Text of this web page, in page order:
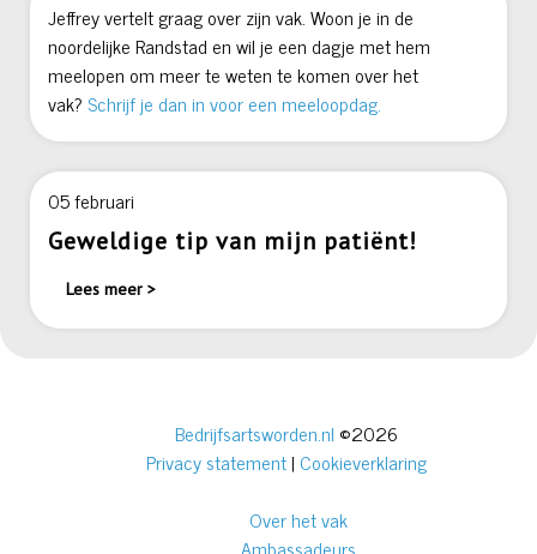
Jeffrey vertelt graag over zijn vak. Woon je in de
noordelijke Randstad en wil je een dagje met hem
meelopen om meer te weten te komen over het
vak?Schrijf je dan in voor een meeloopdag.
05 februari
Geweldige tip van mijn patiënt!
Lees meer >
Bedrijfsartsworden.nl ©2026
Privacy statement| Cookieverklaring
Over het vak